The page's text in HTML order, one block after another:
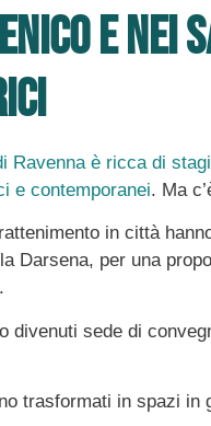
e nei
Ravenna è ricca di
e contemporanei. Ma
in città
Darsena, per una
divenuti sede di
trasformati in spazi in